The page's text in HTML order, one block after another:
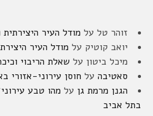
זוהר טל על מודל העיר
יואב קוטיק על מודל העיר
מיכל ביטון על שאלת הריבוי
סאטיבה על חוסן עירוני-אזורי
הגנן מרמת גן על מהו טבע
בתל אביב